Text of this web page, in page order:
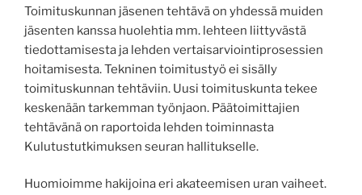
Toimituskunnan jäsenen tehtävä on yhdessä muiden
jäsenten kanssa huolehtia mm. lehteen liittyvästä
tiedottamisesta ja lehden vertaisarviointiprosessien
hoitamisesta. Tekninen toimitustyö ei sisälly
toimituskunnan tehtäviin. Uusi toimituskunta tekee
keskenään tarkemman työnjaon. Päätoimittajien
tehtävänä on raportoida lehden toiminnasta
Kulutustutkimuksen seuran hallitukselle.
Huomioimme hakijoina eri akateemisen uran vaiheet.